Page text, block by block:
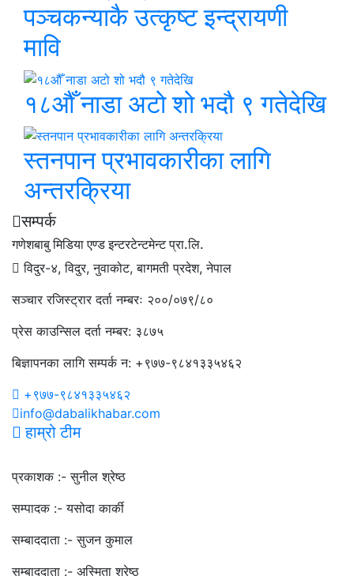
पञ्चकन्याकै उत्कृष्ट इन्द्रायणी
मावि
१८औँ नाडा अटो शो भदौ ९ गतेदेखि
स्तनपान प्रभावकारीका लागि
अन्तरक्रिया
सम्पर्क
गणेशबाबु मिडिया एण्ड इन्टरटेन्टमेन्ट प्रा.लि.
विदुर-४, विदुर, नुवाकोट, बागमती प्रदेश, नेपाल
सञ्चार रजिस्ट्रार दर्ता नम्बरः २००/०७९/८०
प्रेस काउन्सिल दर्ता नम्बर: ३८७५
बिज्ञापनका लागि सम्पर्क न: +९७७-९८४१३३५४६२
+९७७-९८४१३३५४६२
info@dabalikhabar.com
हाम्रो टीम
प्रकाशक :-सुनील श्रेष्ठ
सम्पादक :-यसोदा कार्की
सम्बाददाता :-सुजन कुमाल
सम्बाददाता :- अस्मिता श्रेष्ठ